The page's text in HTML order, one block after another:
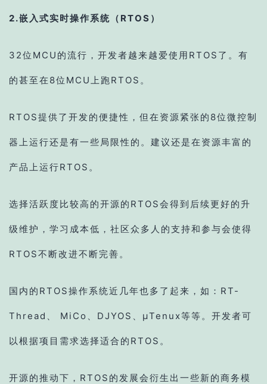
2.嵌入式实时操作系统（RTOS）
32位MCU的流行，开发者越来越爱使用RTOS了。有
的甚至在8位MCU上跑RTOS。
RTOS提供了开发的便捷性，但在资源紧张的8位微控制
器上运行还是有一些局限性的。建议还是在资源丰富的
产品上运行RTOS。
选择活跃度比较高的开源的RTOS会得到后续更好的升
级维护，学习成本低，社区众多人的支持和参与会使得
RTOS不断改进不断完善。
国内的RTOS操作系统近几年也多了起来，如：RT-
Thread、 MiCo、DJYOS、μTenux等等。开发者可
以根据项目需求选择适合的RTOS。
开源的推动下，RTOS的发展会衍生出一些新的商务模